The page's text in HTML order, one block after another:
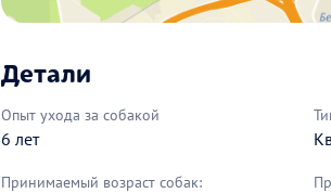
Детали
Опыт ухода за собакой
6 лет
Принимаемый возраст собак: